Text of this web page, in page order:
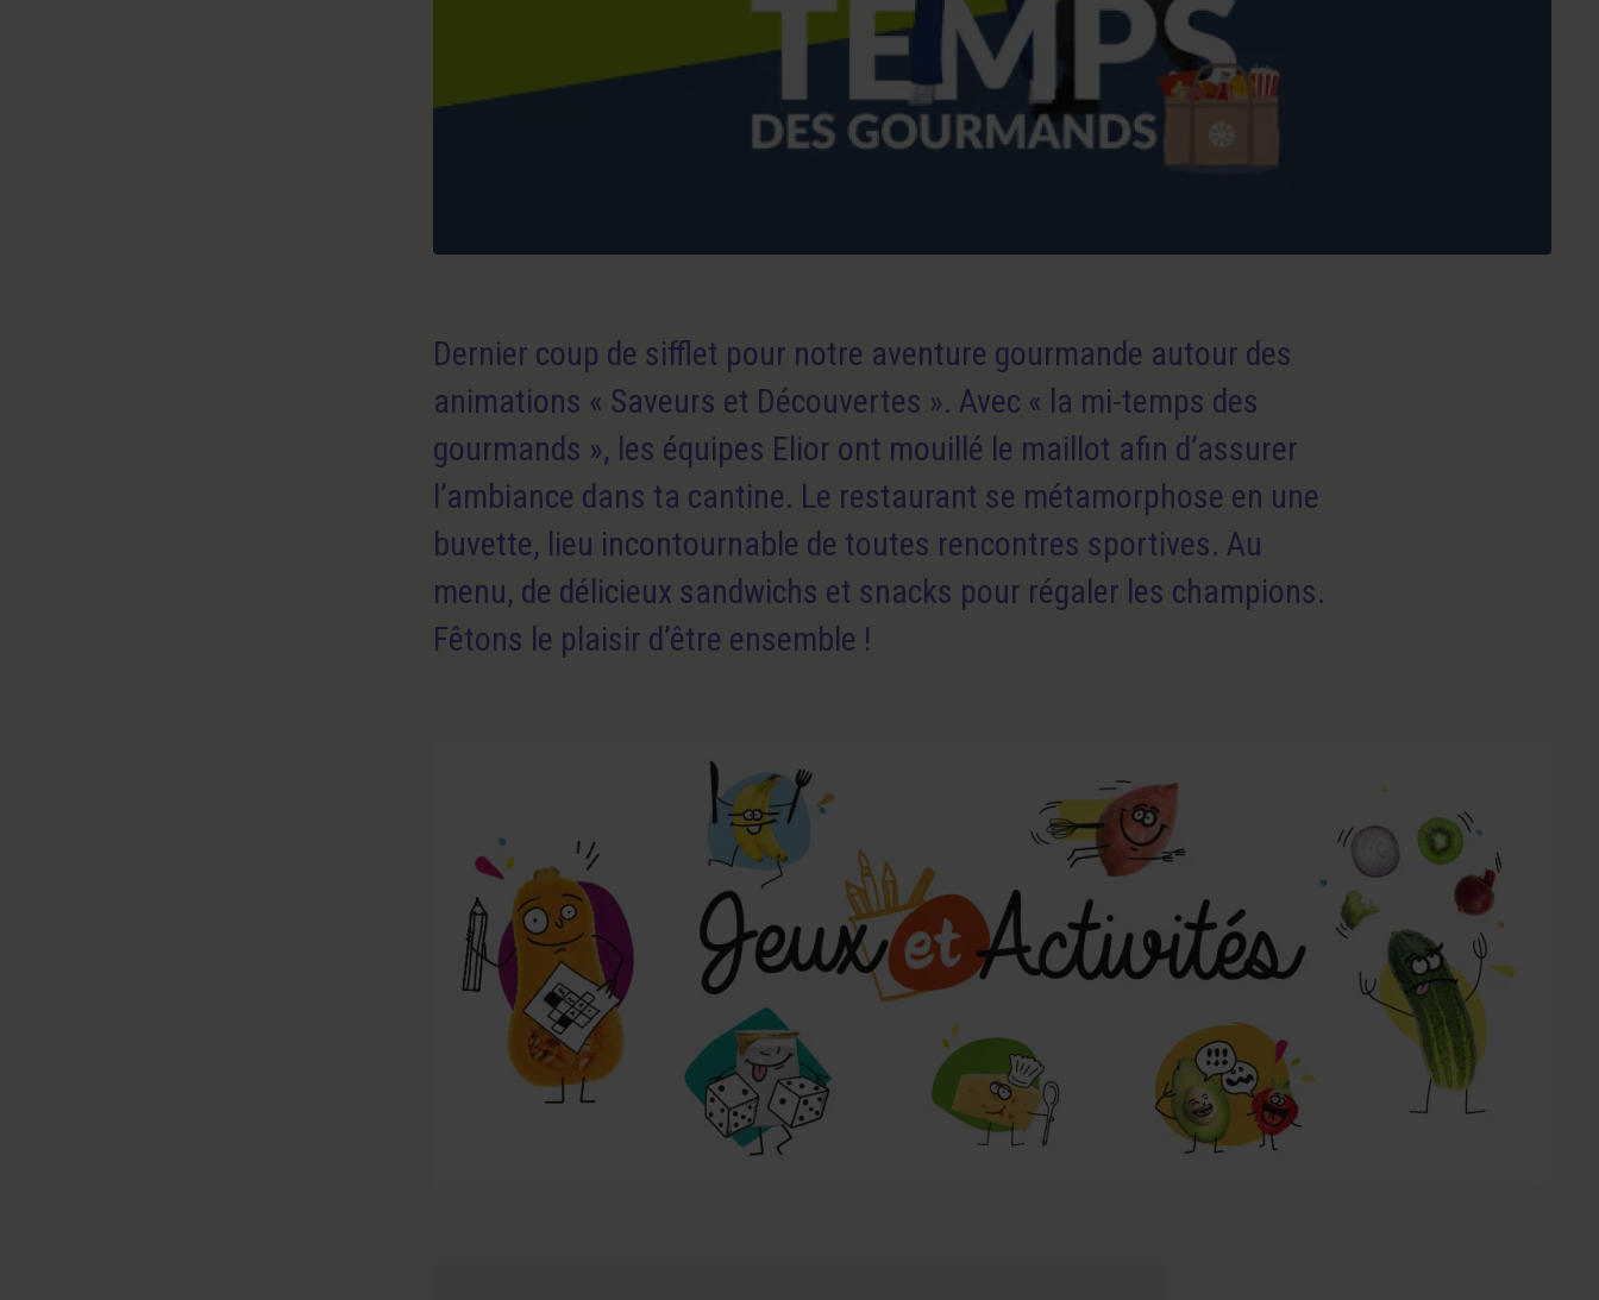
Dernier coup de sifflet pour notre aventure gourmande autour des
animations « Saveurs et Découvertes ». Avec « la mi-temps des
gourmands », les équipes Elior ont mouillé le maillot afin d’assurer
l’ambiance dans ta cantine. Le restaurant se métamorphose en une
buvette, lieu incontournable de toutes rencontres sportives. Au
menu, de délicieux sandwichs et snacks pour régaler les champions.
Fêtons le plaisir d’être ensemble !